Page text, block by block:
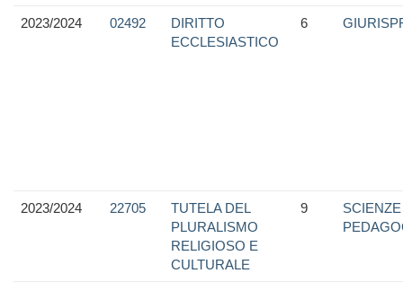
2023/2024 02492
DIRITTO
ECCLESIASTICO
6
2023/2024 22705
TUTELA DEL
PLURALISMO
RELIGIOSO E
CULTURALE
9
SCIENZE